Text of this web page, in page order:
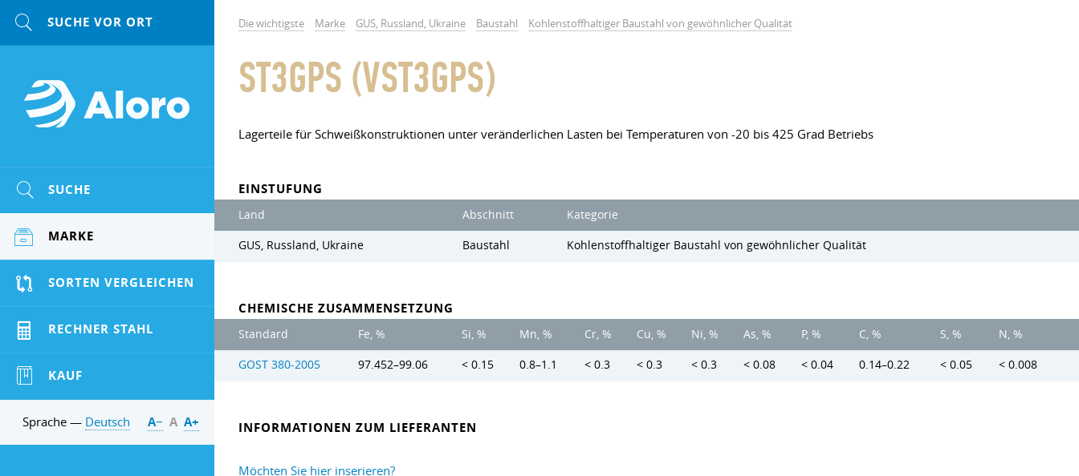
Die wichtigste Marke GUS, Russland, Ukraine Baustahl Kohlenstoffhaltiger Baustahl von gewöhnlicher Qualität
ST3GPS (VST3GPS)
Lagerteile für Schweißkonstruktionen unter veränderlichen Lasten bei Temperaturen von -20 bis 425 Grad Betriebs
EINSTUFUNG
Land Abschnitt Kategorie
GUS, Russland, Ukraine Baustahl Kohlenstoffhaltiger Baustahl von gewöhnlicher Qualität
CHEMISCHE ZUSAMMENSETZUNG
Standard Fe, % Si, % Mn, % Cr, % Cu, % Ni, % As, % P, % C, % S, % N, %
GOST 380-2005 97.452–99.06 < 0.15 0.8–1.1 < 0.3 < 0.3 < 0.3 < 0.08 < 0.04 0.14–0.22 < 0.05 < 0.008
INFORMATIONEN ZUM LIEFERANTEN
Möchten Sie hier inserieren?
SUCHE
MARKE
SORTEN VERGLEICHEN
RECHNER STAHL
KAUF
Sprache — Deutsch А− А А+